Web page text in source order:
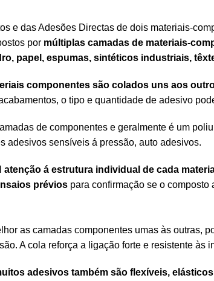
e das Adesões Directas de dois materiais-
por múltiplas camadas de materiais-
papel, espumas, sintéticos industriais,
componentes são colados uns aos
o tipo e quantidade de adesivo
de componentes e geralmente é um
adesivos sensíveis á pressão, auto adesivos.
atenção á estrutura individual de cada
prévios para confirmação se o
as camadas componentes umas às outras,
A cola reforça a ligação forte e resistente às
adesivos também são flexíveis,